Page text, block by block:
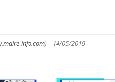
info.com) – 14/05/2019